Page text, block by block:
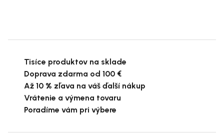
Tisíce produktov na sklade
Doprava zdarma od 100 €
Až 10 % zľava na váš ďalší nákup
Vrátenie a výmena tovaru
Poradíme vám pri výbere